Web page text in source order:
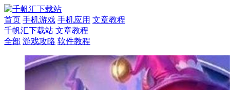
首页 手机游戏 手机应用 文章教程
千帆汇下载站 文章教程
全部 游戏攻略 软件教程